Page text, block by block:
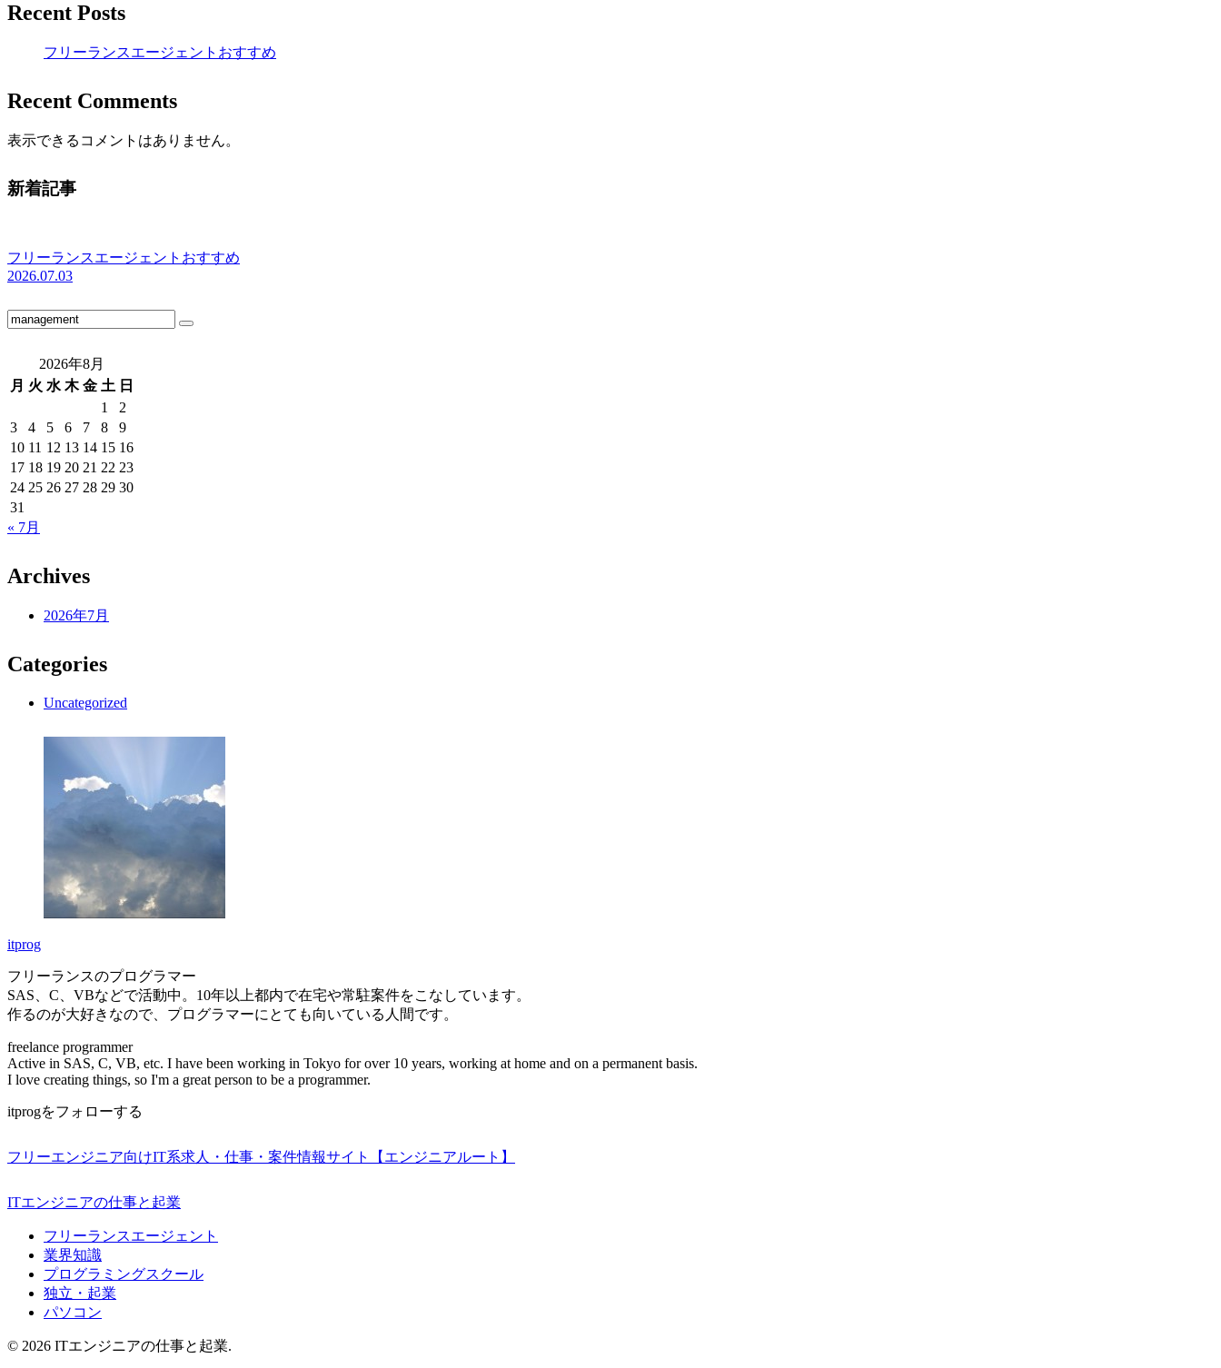
Recent Posts
フリーランスエージェントおすすめ
Recent Comments
表示できるコメントはありません。
新着記事
フリーランスエージェントおすすめ
2026.07.03
2026年8月
月 火 水 木 金 土 日
1
2
3
4 5 6 7 8
9
10 11 12 13 14 15 16
17 18 19 20 21 22 23
24 25 26 27 28 29 30
31
« 7月
Archives
2026年7月
Categories
Uncategorized
itprog
フリーランスのプログラマー
SAS、C、VBなどで活動中。10年以上都内で在宅や常駐案件をこなしています。
作るのが大好きなので、プログラマーにとても向いている人間です。
freelance programmer
Active in SAS, C, VB, etc. I have been working in Tokyo for over 10 years, working at home and on a permanent basis.
I love creating things, so I'm a great person to be a programmer.
itprogをフォローする
フリーエンジニア向けIT系求人・仕事・案件情報サイト【エンジニアルート】
ITエンジニアの仕事と起業
フリーランスエージェント
業界知識
プログラミングスクール
独立・起業
パソコン
© 2026 ITエンジニアの仕事と起業.